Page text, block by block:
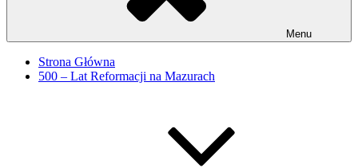
Menu
Strona Główna
500 – Lat Reformacji na Mazurach